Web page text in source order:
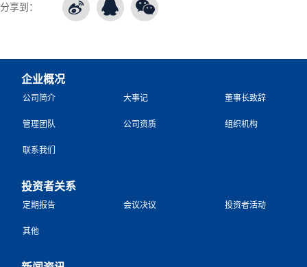
分享到：
企业概况
公司简介 大事记 董事长致辞
管理团队 公司资质 组织机构
联系我们
投资者关系
定期报告 会议决议 投资者活动
其他